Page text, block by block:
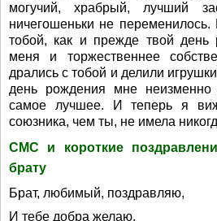
могучий, храбрый, лучший
ничегошеньки не
тобой, как и прежде твой день
меня и торжественнее
дрались с тобой и делили
день рождения мне неизменно
самое лучшее. И теперь я
союзника, чем ты, не имела
СМС и короткие
брату
Брат, любимый, поздравляю,
И тебе добра желаю,